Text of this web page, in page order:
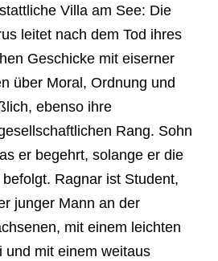
Villa am See: Die
leitet nach dem Tod ihres
Geschicke mit eiserner
über Moral, Ordnung und
ebenso ihre
Rang. Sohn
er begehrt, solange er die
Ragnar ist Student,
junger Mann an der
mit einem leichten
und mit einem weitaus